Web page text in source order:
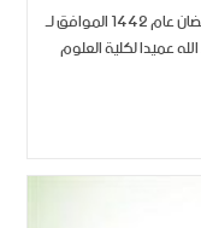
بمناسبة صدور المرسوم التنفيذي المؤرخ في 02 رمضان عام 1442 الموافق لــ
الله عميدا لكلية العلوم